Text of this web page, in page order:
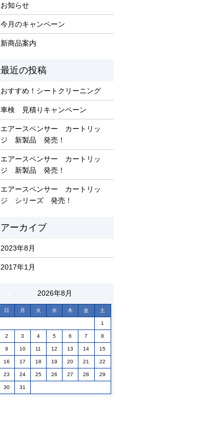
お知らせ
今月のキャンペーン
新商品案内
おすすめ！シートクリーニング
車検 見積りキャンペーン
エアースペンサー カートリッ
ジ 新製品 発売！
エアースペンサー カートリッ
ジ 新製品 発売！
エアースペンサー カートリッ
ジ シリーズ 発売！
2023年8月
2017年1月
2026年8月
日 月 火 水 木 金 土
1
2 3 4 5 6 7 8
9 10 11 12 13 14 15
16 17 18 19 20 21 22
23 24 25 26 27 28 29
30 31